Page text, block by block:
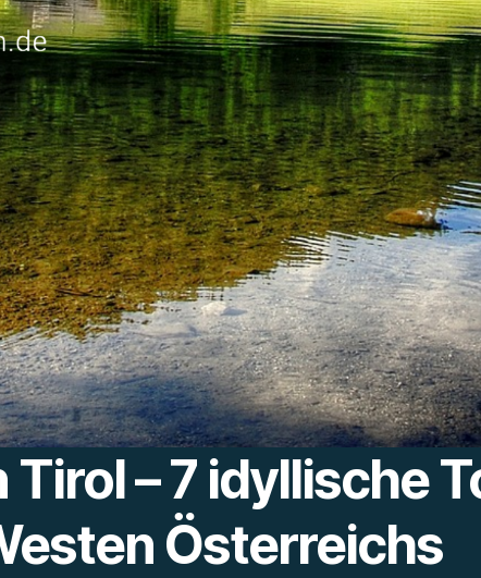
– 7 idyllische
Österreichs